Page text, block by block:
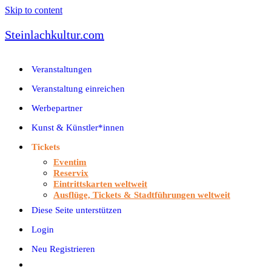
Skip to content
Steinlachkultur.com
Veranstaltungen
Veranstaltung einreichen
Werbepartner
Kunst & Künstler*innen
Tickets
Eventim
Reservix
Eintrittskarten weltweit
Ausflüge, Tickets & Stadtführungen weltweit
Diese Seite unterstützen
Login
Neu Registrieren